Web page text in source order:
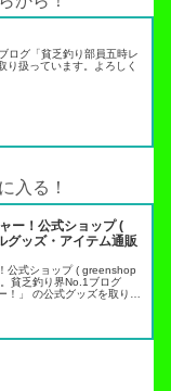
ログ「貧乏釣り部員五時レ
り扱っています。よろしく
入る！
ー！公式ショップ (
ッズ・アイテム通販
公式ショップ ( greenshop
貧乏釣り界No.1ブログ
！」 の公式グッズを取り扱